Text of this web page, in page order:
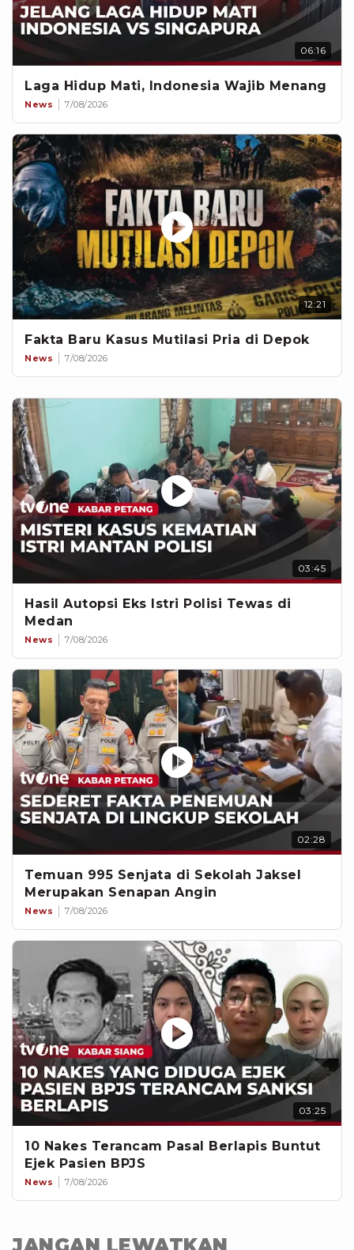
06:16
Laga Hidup Mati, Indonesia Wajib Menang
News 7/08/2026
12:21
Fakta Baru Kasus Mutilasi Pria di Depok
News 7/08/2026
03:45
Hasil Autopsi Eks Istri Polisi Tewas di
Medan
News 7/08/2026
02:28
Temuan 995 Senjata di Sekolah Jaksel
Merupakan Senapan Angin
News 7/08/2026
03:25
10 Nakes Terancam Pasal Berlapis Buntut
Ejek Pasien BPJS
News 7/08/2026
JANGAN LEWATKAN